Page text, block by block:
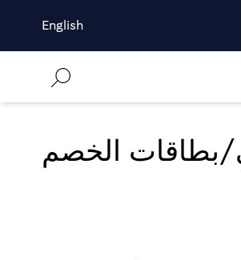
English
بطاقات الخصم